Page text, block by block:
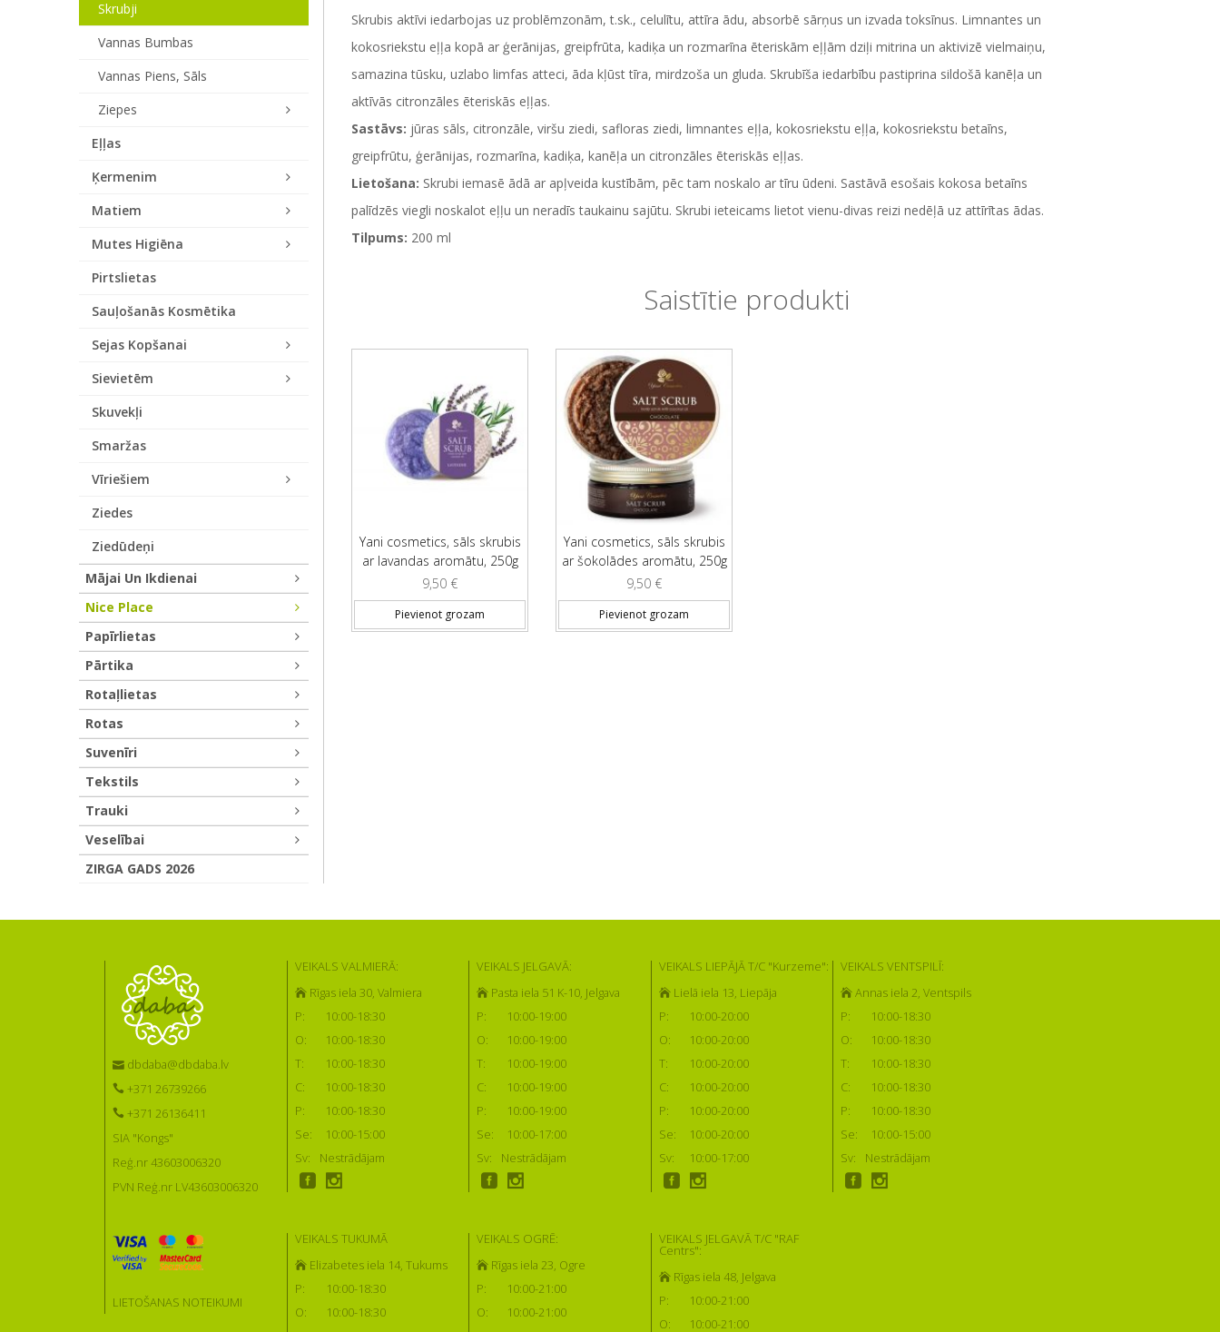
Skrubis aktīvi iedarbojas uz problēmzonām, t.sk., celulītu, attīra ādu, absorbē sārņus un izvada toksīnus. Limnantes un
kokosriekstu eļļa kopā ar ģerānijas, greipfrūta, kadiķa un rozmarīna ēteriskām eļļām dziļi mitrina un aktivizē vielmaiņu,
samazina tūsku, uzlabo limfas atteci, āda kļūst tīra, mirdzoša un gluda. Skrubīša iedarbību pastiprina sildošā kanēļa un
aktīvās citronzāles ēteriskās eļļas.
Sastāvs: jūras sāls, citronzāle, viršu ziedi, safloras ziedi, limnantes eļļa, kokosriekstu eļļa, kokosriekstu betaīns,
greipfrūtu, ģerānijas, rozmarīna, kadiķa, kanēļa un citronzāles ēteriskās eļļas.
Lietošana: Skrubi iemasē ādā ar apļveida kustībām, pēc tam noskalo ar tīru ūdeni. Sastāvā esošais kokosa betaīns
palīdzēs viegli noskalot eļļu un neradīs taukainu sajūtu. Skrubi ieteicams lietot vienu-divas reizi nedēļā uz attīrītas ādas.
Tilpums: 200 ml
Saistītie produkti
Yani cosmetics, sāls skrubis
ar lavandas aromātu, 250g
9,50 €
Pievienot grozam
Yani cosmetics, sāls skrubis
ar šokolādes aromātu, 250g
9,50 €
Pievienot grozam
Skrubji
Vannas Bumbas
Vannas Piens, Sāls
Ziepes
Eļļas
Ķermenim
Matiem
Mutes Higiēna
Pirtslietas
Sauļošanās Kosmētika
Sejas Kopšanai
Sievietēm
Skuvekļi
Smaržas
Vīriešiem
Ziedes
Ziedūdeņi
Mājai Un Ikdienai
Nice Place
Papīrlietas
Pārtika
Rotaļlietas
Rotas
Suvenīri
Tekstils
Trauki
Veselībai
ZIRGA GADS 2026
dbdaba@dbdaba.lv
+371 26739266
+371 26136411
SIA "Kongs"
Reģ.nr 43603006320
PVN Reģ.nr LV43603006320
LIETOŠANAS NOTEIKUMI
VEIKALS VALMIERĀ:
Rīgas iela 30, Valmiera
P:
10:00-18:30
O:
10:00-18:30
T:
10:00-18:30
C:
10:00-18:30
P:
10:00-18:30
Se:
10:00-15:00
Sv:
Nestrādājam
VEIKALS JELGAVĀ:
Pasta iela 51 K-10, Jelgava
P:
10:00-19:00
O:
10:00-19:00
T:
10:00-19:00
C:
10:00-19:00
P:
10:00-19:00
Se:
10:00-17:00
Sv:
Nestrādājam
VEIKALS LIEPĀJĀ T/C "Kurzeme":
Lielā iela 13, Liepāja
P:
10:00-20:00
O:
10:00-20:00
T:
10:00-20:00
C:
10:00-20:00
P:
10:00-20:00
Se:
10:00-20:00
Sv:
10:00-17:00
VEIKALS VENTSPILĪ:
Annas iela 2, Ventspils
P:
10:00-18:30
O:
10:00-18:30
T:
10:00-18:30
C:
10:00-18:30
P:
10:00-18:30
Se:
10:00-15:00
Sv:
Nestrādājam
VEIKALS TUKUMĀ
Elizabetes iela 14, Tukums
P:
10:00-18:30
O:
10:00-18:30
VEIKALS OGRĒ:
Rīgas iela 23, Ogre
P:
10:00-21:00
O:
10:00-21:00
VEIKALS JELGAVĀ T/C "RAF
Centrs":
Rīgas iela 48, Jelgava
P:
10:00-21:00
O:
10:00-21:00